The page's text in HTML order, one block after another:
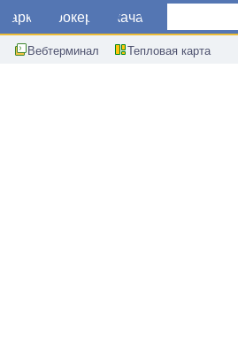
Маркет Брокеры Скачать
Вебтерминал Тепловая карта